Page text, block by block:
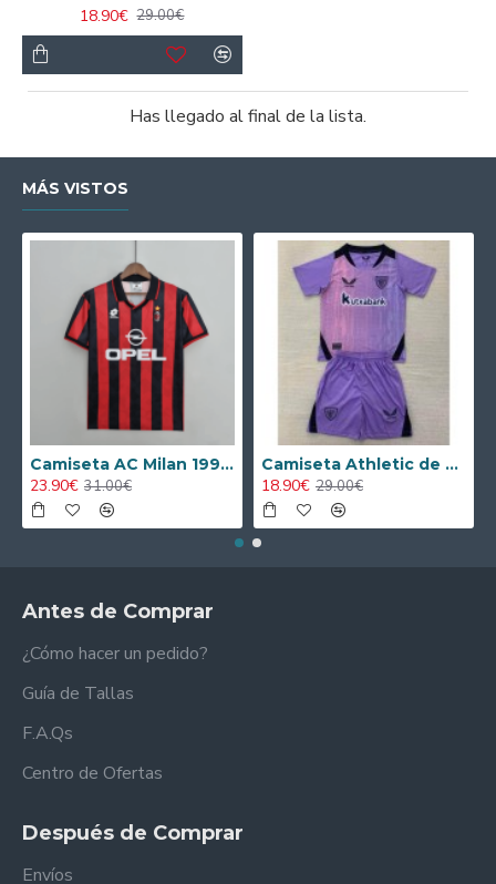
18.90€ 29.00€
Has llegado al final de la lista.
MÁS VISTOS
Camiseta AC Milan 1995/1996 Local Retro
23.90€ 31.00€
Camiseta Athletic de Bilbao 2024/2025 Alternativo Niño Kit
18.90€ 29.00€
Antes de Comprar
¿Cómo hacer un pedido?
Guía de Tallas
F.A.Qs
Centro de Ofertas
Después de Comprar
Envíos